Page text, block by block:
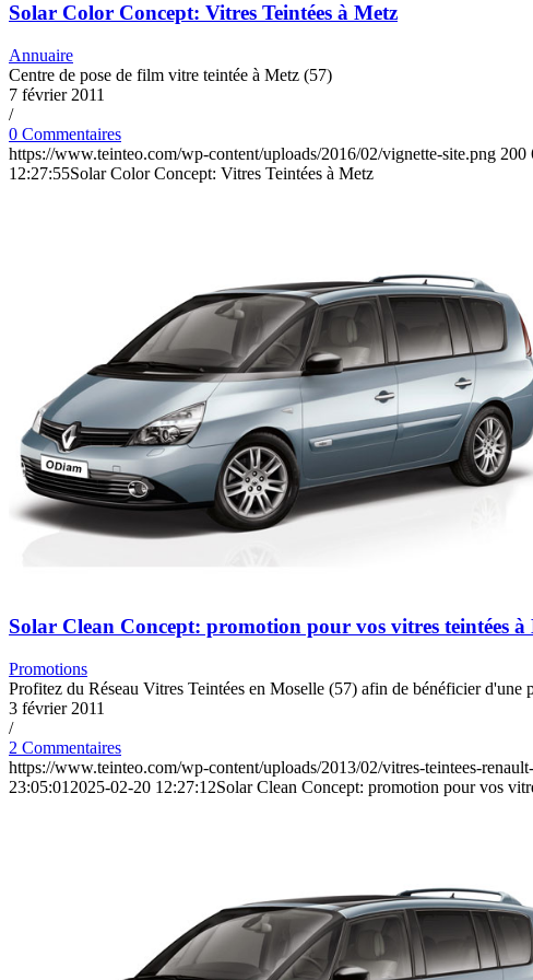
Solar Color Concept: Vitres Teintées à Metz
Annuaire
Centre de pose de film vitre teintée à Metz (57)
7 février 2011
/
0 Commentaires
https://www.teinteo.com/wp-content/uploads/2016/02/vignette-site.png 200
12:27:55Solar Color Concept: Vitres Teintées à Metz
Solar Clean Concept: promotion pour vos vitres teintées à
Promotions
Profitez du Réseau Vitres Teintées en Moselle (57) afin de bénéficier d'une
3 février 2011
/
2 Commentaires
https://www.teinteo.com/wp-content/uploads/2013/02/vitres-teintees-
23:05:01 2025-02-20 12:27:12Solar Clean Concept: promotion pour vos